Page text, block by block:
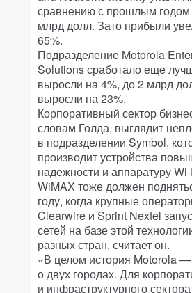
сравнению с прошлым годом
млрд долл. Зато прибыли
65%.
Подразделение Motorola
Solutions сработало еще
выросли на 4%, до 2 млрд
выросли на 23%.
Корпоративный сектор
словам Голда, выглядит
в подразделении Symbol,
производит устройства
надежности и аппаратуру
WiMAX тоже должен
году, когда крупные
Clearwire и Sprint Nextel
сетей на базе этой
разных стран, считает он.
«В целом история Motorola —
о двух городах. Для
и инфраструктурного